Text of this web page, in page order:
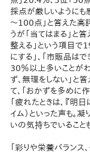
採点が厳しいようにも
～100点」と答えた高
うが「当てはまる」と
整える」という項目で
にする」、「市販品は
30％以上多いことがわ
ず、無理をしない」と
て、「おかずを多めに作
「疲れたときは、『明
イム）といった声も。凝
いの気持ちでいること
「彩りや栄養バラン